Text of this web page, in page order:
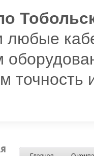
любые
точность